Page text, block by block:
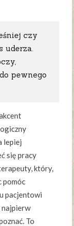
czy
uderza.
pewnego
lepiej
się pracy
który,
pomóc
pacjentowi
najpierw
To